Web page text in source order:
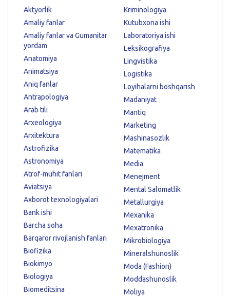
Aktyorlik
Amaliy fanlar
Amaliy fanlar va Gumanitar
yordam
Anatomiya
Animatsiya
Aniq fanlar
Antrapologiya
Arab tili
Arxeologiya
Arxitektura
Astrofizika
Astronomiya
Atrof-muhit fanlari
Aviatsiya
Axborot texnologiyalari
Bank ishi
Barcha soha
Barqaror rivojlanish fanlari
Biofizika
Biokimyo
Biologiya
Biomeditsina
Kriminologiya
Kutubxona ishi
Laboratoriya ishi
Leksikografiya
Lingvistika
Logistika
Loyihalarni boshqarish
Madaniyat
Mantiq
Marketing
Mashinasozlik
Matematika
Media
Menejment
Mental Salomatlik
Metallurgiya
Mexanika
Mexatronika
Mikrobiologiya
Mineralshunoslik
Moda (Fashion)
Moddashunoslik
Moliya